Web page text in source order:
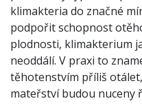
klimakteria do značné
podpořit schopnost
plodnosti, klimakterium
neoddálí. V praxi to
těhotenstvím příliš
mateřství budou nuceny